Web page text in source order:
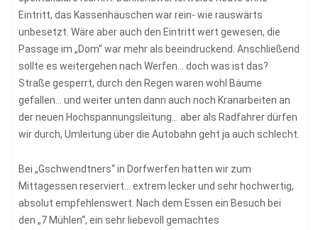
Eintritt, das Kassenhäuschen war rein- wie rauswärts
unbesetzt. Wäre aber auch den Eintritt wert gewesen, die
Passage im „Dom“ war mehr als beeindruckend. Anschließend
sollte es weitergehen nach Werfen… doch was ist das?
Straße gesperrt, durch den Regen waren wohl Bäume
gefallen… und weiter unten dann auch noch Kranarbeiten an
der neuen Hochspannungsleitung… aber als Radfahrer dürfen
wir durch, Umleitung über die Autobahn geht ja auch schlecht.
Bei „Gschwendtners“ in Dorfwerfen hatten wir zum
Mittagessen reserviert… extrem lecker und sehr hochwertig,
absolut empfehlenswert. Nach dem Essen ein Besuch bei
den „7 Mühlen“, ein sehr liebevoll gemachtes